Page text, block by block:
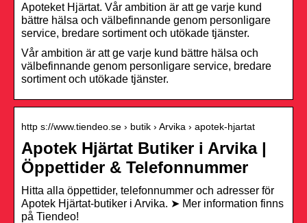
Apoteket Hjärtat. Vår ambition är att ge varje kund
bättre hälsa och välbefinnande genom personligare
service, bredare sortiment och utökade tjänster.
Vår ambition är att ge varje kund bättre hälsa och
välbefinnande genom personligare service, bredare
sortiment och utökade tjänster.
http s://www.tiendeo.se › butik › Arvika › apotek-hjartat
Apotek Hjärtat Butiker i Arvika |
Öppettider & Telefonnummer
Hitta alla öppettider, telefonnummer och adresser för
Apotek Hjärtat-butiker i Arvika. ➤ Mer information finns
på Tiendeo!